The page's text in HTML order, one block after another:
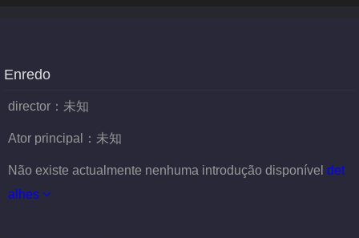
Enredo
director： 未知
Ator principal： 未知
Não existe actualmente nenhuma introdução disponível det
alhes